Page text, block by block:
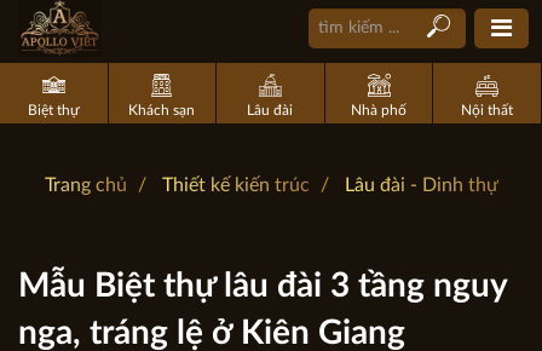
Biệt thự Khách sạn Lâu đài Nhà phố Nội thất
Trang chủ Thiết kế kiến trúc Lâu đài - Dinh thự
Mẫu Biệt thự lâu đài 3 tầng nguy
nga, tráng lệ ở Kiên Giang